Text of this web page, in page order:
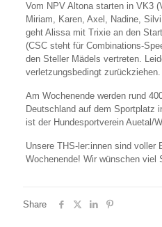
Vom NPV Altona starten in VK3
Miriam, Karen, Axel, Nadine,
geht Alissa mit Trixie an den
(CSC steht für Combinations-
den Steller Mädels vertreten.
verletzungsbedingt zurückziehen.
Am Wochenende werden rund
Deutschland auf dem Sportplatz
ist der Hundesportverein Auetal/
Unsere THS-ler:innen sind voller
Wochenende! Wir wünschen viel
Share